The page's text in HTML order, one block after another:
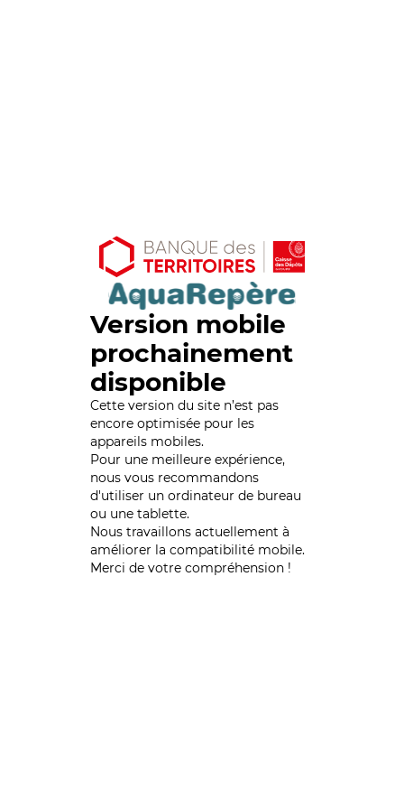
Version mobile
prochainement
disponible
Cette version du site n’est pas
encore optimisée pour les
appareils mobiles.
Pour une meilleure expérience,
nous vous recommandons
d'utiliser un ordinateur de bureau
ou une tablette.
Nous travaillons actuellement à
améliorer la compatibilité mobile.
Merci de votre compréhension !